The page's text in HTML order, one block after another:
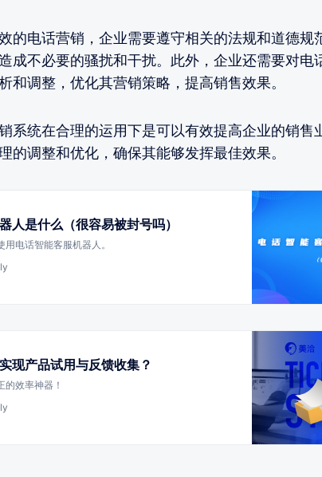
的电话营销，企业需要遵守相关的法规和道德规
成不必要的骚扰和干扰。此外，企业还需要对电
和调整，优化其营销策略，提高销售效果。
系统在合理的运用下是可以有效提高企业的销售
的调整和优化，确保其能够发挥最佳效果。
人是什么（很容易被封号吗）
电话智能客服机器人。
现产品试用与反馈收集？
的效率神器！